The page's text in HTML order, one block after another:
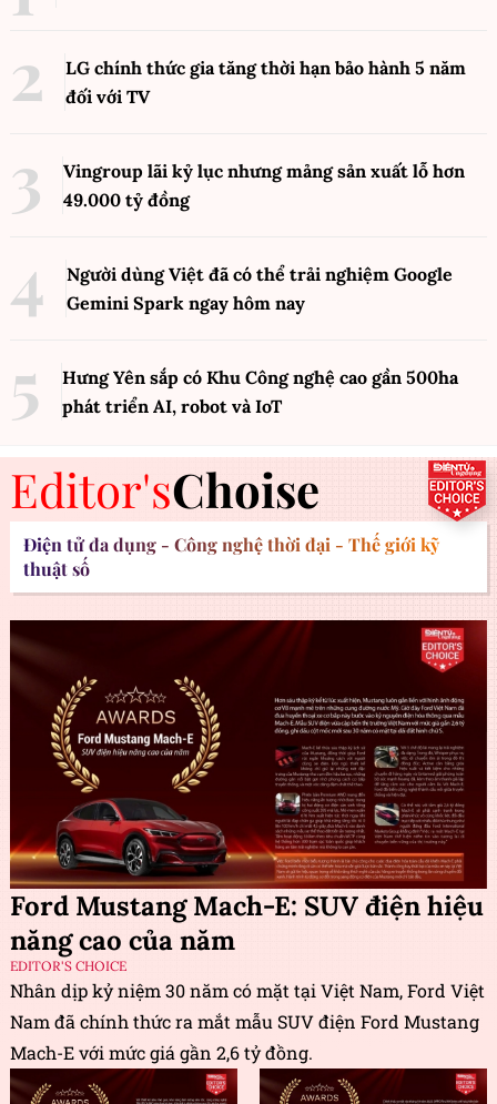
LG chính thức gia tăng thời hạn bảo hành 5 năm
đối với TV
Vingroup lãi kỷ lục nhưng mảng sản xuất lỗ hơn
49.000 tỷ đồng
Người dùng Việt đã có thể trải nghiệm Google
Gemini Spark ngay hôm nay
Hưng Yên sắp có Khu Công nghệ cao gần 500ha
phát triển AI, robot và IoT
Editor'sChoise
Điện tử đa dụng - Công nghệ thời đại - Thế giới kỹ
thuật số
Ford Mustang Mach-E: SUV điện hiệu
năng cao của năm
EDITOR'S CHOICE
Nhân dịp kỷ niệm 30 năm có mặt tại Việt Nam, Ford Việt
Nam đã chính thức ra mắt mẫu SUV điện Ford Mustang
Mach-E với mức giá gần 2,6 tỷ đồng.